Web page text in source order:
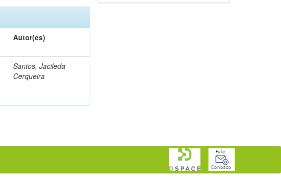
Autor(es)
Santos, Jacileda
Cerqueira